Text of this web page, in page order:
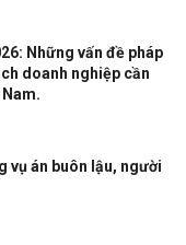
Những vấn đề pháp
doanh nghiệp cần
vụ án buôn lậu, người